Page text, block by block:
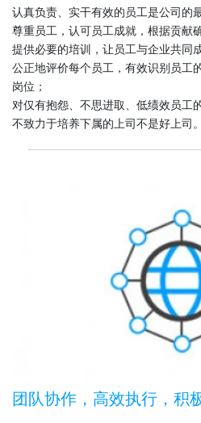
认真负责、实干有效的员工是公司的
尊重员工，认可员工成就，根据贡献
提供必要的培训，让员工与企业共同
公正地评价每个员工，有效识别员工
岗位；
对仅有抱怨、不思进取、低绩效员工
不致力于培养下属的上司不是好上司。
团队协作，高效执行，积